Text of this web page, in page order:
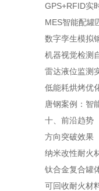
GPS+RFID实
MES智能配罐
数字孪生模拟
机器视觉检测
雷达液位监测
低能耗烘烤优
唐钢案例：智
十、前沿趋势
方向突破效果
纳米改性耐火
钛合金复合罐
可回收耐火材